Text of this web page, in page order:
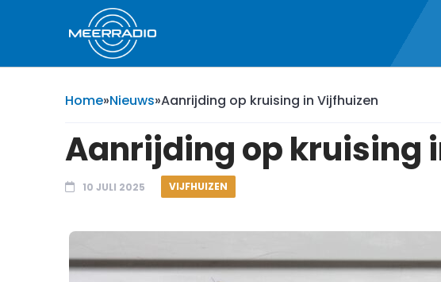
Home»Nieuws»Aanrijding op kruising in Vijfhuizen
Aanrijding op kruising
10 JULI 2025 VIJFHUIZEN